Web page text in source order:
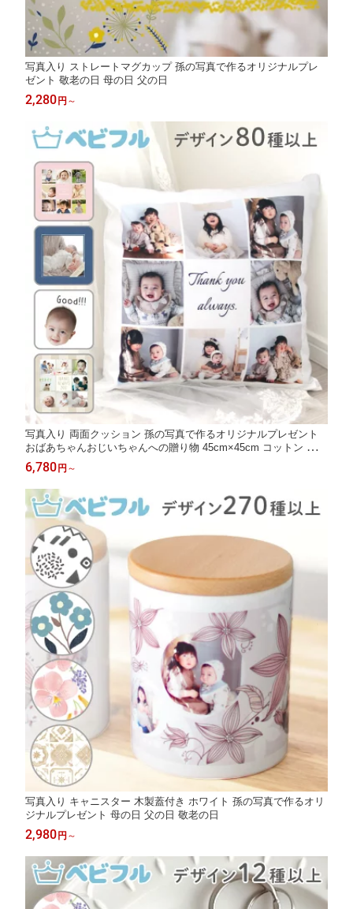
写真入り ストレートマグカップ 孫の写真で作るオリジナルプレ
ゼント 敬老の日 母の日 父の日
2,280 円 ～
写真入り 両面クッション 孫の写真で作るオリジナルプレゼント
おばあちゃんおじいちゃんへの贈り物 45cm×45cm コットン 母の
日 父の日 敬老の日
6,780 円 ～
写真入り キャニスター 木製蓋付き ホワイト 孫の写真で作るオリ
ジナルプレゼント 母の日 父の日 敬老の日
2,980 円 ～